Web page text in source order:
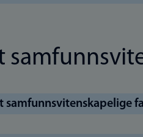
samfunnsvitenskapelige